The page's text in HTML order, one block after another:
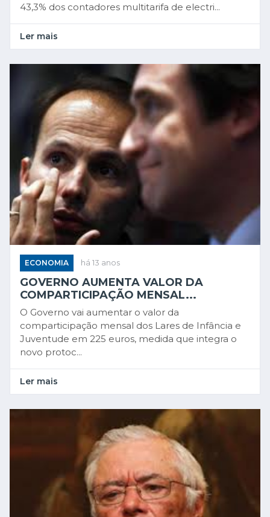
43,3% dos contadores multitarifa de electri...
Ler mais
ECONOMIA há 13 anos
GOVERNO AUMENTA VALOR DA
COMPARTICIPAÇÃO MENSAL...
O Governo vai aumentar o valor da
comparticipação mensal dos Lares de Infância e
Juventude em 225 euros, medida que integra o
novo protoc...
Ler mais